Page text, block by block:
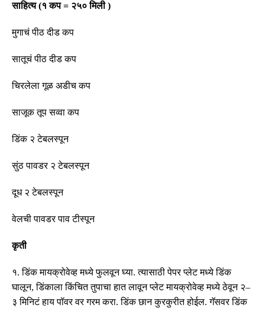
साहित्य(१ कप= २५० मिली)
मुगाचं पीठ दीड कप
सातूचं पीठ दीड कप
चिरलेला गूळ अडीच कप
साजूक तूप सव्वा कप
डिंक २ टेबलस्पून
सुंठ पावडर २ टेबलस्पून
दूध २ टेबलस्पून
वेलची पावडर पाव टीस्पून
कृती
१.डिंक मायक्रोवेव्ह मध्ये फुलवून घ्या.त्यासाठी पेपर प्लेट मध्ये डिंक
घालून,डिंकाला किंचित तुपाचा हात लावून प्लेट मायक्रोवेव्ह मध्ये ठेवून २–
३ मिनिटं हाय पॉवर वर गरम करा.डिंक छान कुरकुरीत होईल.गॅसवर डिंक